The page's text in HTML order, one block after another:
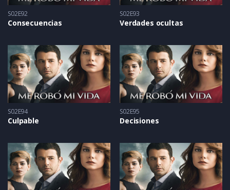
S02E92
Consecuencias
S02E93
Verdades ocultas
S02E94
Culpable
S02E95
Decisiones